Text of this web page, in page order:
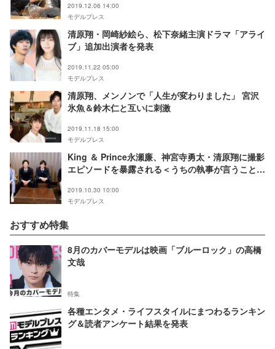
2019.12.06 14:00
モデルプレス
清原翔・岡崎紗絵ら、松下奈緒主演ドラマ「アライ
ブ」追加出演者を発表
2019.11.22 05:00
モデルプレス
清原翔、メンノンで「人生が変わりました」 宮沢
氷魚＆鈴木仁と互いに刺激
2019.11.18 15:00
モデルプレス
King ＆ Prince永瀬廉、神宮寺勇太・清原翔に撮影
エピソードを暴露される＜うちの執事が言うことに
2019.10.30 10:00
モデルプレス
おすすめ特集
8月のカバーモデルは映画「ブルーロック」の高橋
文哉
特集
各種エンタメ・ライフスタイルにまつわるランキン
グ＆読者アンケート結果を発表